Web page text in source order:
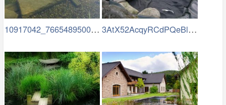
10917042_766548950087847… 3AtX52AcqyRCdPQeBlSciXoEugVrbvqBJTPN0Dx…